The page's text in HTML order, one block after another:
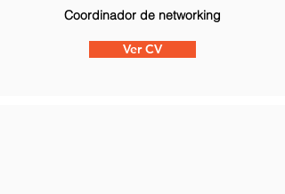
Coordinador de networking
Ver CV